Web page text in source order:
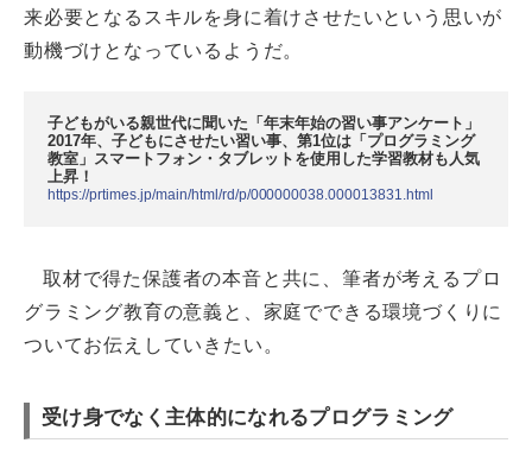
来必要となるスキルを身に着けさせたいという思いが
動機づけとなっているようだ。
子どもがいる親世代に聞いた「年末年始の習い事アンケート」
2017年、子どもにさせたい習い事、第1位は「プログラミング
教室」スマートフォン・タブレットを使用した学習教材も人気
上昇！
https://prtimes.jp/main/html/rd/p/000000038.000013831.html
取材で得た保護者の本音と共に、筆者が考えるプロ
グラミング教育の意義と、家庭でできる環境づくりに
ついてお伝えしていきたい。
受け身でなく主体的になれるプログラミング